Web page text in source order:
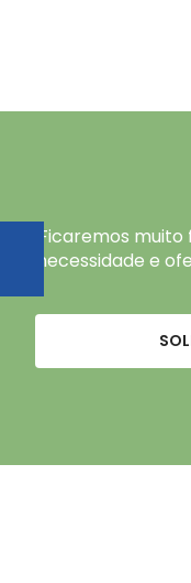
Ficaremos
necessidade e